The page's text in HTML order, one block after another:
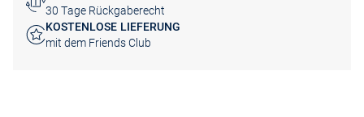
30 Tage Rückgaberecht
KOSTENLOSE LIEFERUNG
mit dem Friends Club